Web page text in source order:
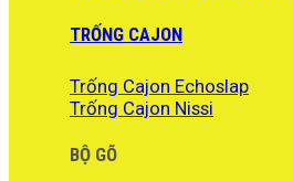
TRỐNG CAJON
Trống Cajon Echoslap
Trống Cajon Nissi
BỘ GÕ